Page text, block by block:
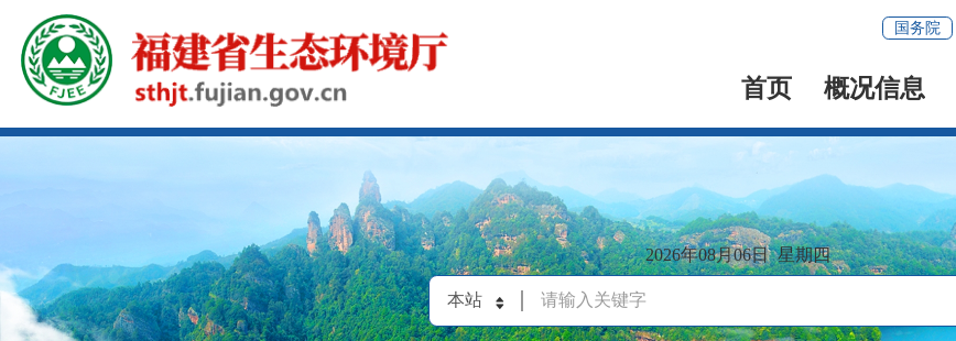
国务院
首页 概况信息
2026年08月06日 星期四